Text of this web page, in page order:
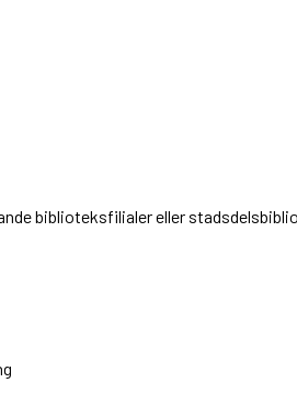
biblioteksfilialer eller